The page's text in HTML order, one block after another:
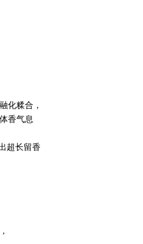
化糅合，
香气息
超长留香